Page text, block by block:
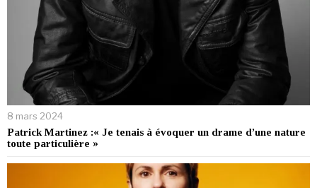
8 mars 2024
Patrick Martinez :« Je tenais à évoquer un drame d’une nature
toute particulière »